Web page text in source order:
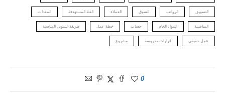
التسويق الرواتب السوق العملاء الفئة المستهدفة المعدات
المنافسة المواد الخام حساب خطة عمل طريقة التمويل المناسبة
عمل حقيقي قرارات مدروسة مشروع
0